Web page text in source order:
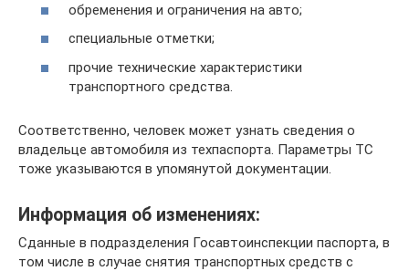
обременения и ограничения на авто;
специальные отметки;
прочие технические характеристики
транспортного средства.
Соответственно, человек может узнать сведения о
владельце автомобиля из техпаспорта. Параметры ТС
тоже указываются в упомянутой документации.
Информация об изменениях:
Сданные в подразделения Госавтоинспекции паспорта, в
том числе в случае снятия транспортных средств с